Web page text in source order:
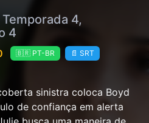
Temporada 4,
4
🇧🇷 PT-BR 📄 SRT
sinistra coloca Boyd
de confiança em alerta